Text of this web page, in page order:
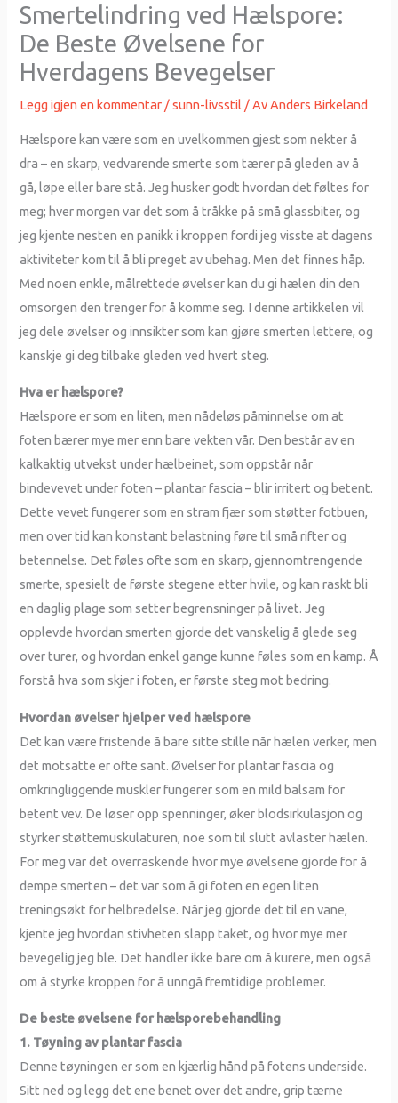
Smertelindring ved Hælspore:
De Beste Øvelsene for
Hverdagens Bevegelser
Legg igjen en kommentar /sunn-livsstil / Av Anders Birkeland
Hælspore kan være som en uvelkommen gjest som nekter å
dra – en skarp, vedvarende smerte som tærer på gleden av å
gå, løpe eller bare stå. Jeg husker godt hvordan det føltes for
meg; hver morgen var det som å tråkke på små glassbiter, og
jeg kjente nesten en panikk i kroppen fordi jeg visste at dagens
aktiviteter kom til å bli preget av ubehag. Men det finnes håp.
Med noen enkle, målrettede øvelser kan du gi hælen din den
omsorgen den trenger for å komme seg. I denne artikkelen vil
jeg dele øvelser og innsikter som kan gjøre smerten lettere, og
kanskje gi deg tilbake gleden ved hvert steg.
Hva er hælspore?
Hælspore er som en liten, men nådeløs påminnelse om at
foten bærer mye mer enn bare vekten vår. Den består av en
kalkaktig utvekst under hælbeinet, som oppstår når
bindevevet under foten – plantar fascia – blir irritert og betent.
Dette vevet fungerer som en stram fjær som støtter fotbuen,
men over tid kan konstant belastning føre til små rifter og
betennelse. Det føles ofte som en skarp, gjennomtrengende
smerte, spesielt de første stegene etter hvile, og kan raskt bli
en daglig plage som setter begrensninger på livet. Jeg
opplevde hvordan smerten gjorde det vanskelig å glede seg
over turer, og hvordan enkel gange kunne føles som en kamp. Å
forstå hva som skjer i foten, er første steg mot bedring.
Hvordan øvelser hjelper ved hælspore
Det kan være fristende å bare sitte stille når hælen verker, men
det motsatte er ofte sant. Øvelser for plantar fascia og
omkringliggende muskler fungerer som en mild balsam for
betent vev. De løser opp spenninger, øker blodsirkulasjon og
styrker støttemuskulaturen, noe som til slutt avlaster hælen.
For meg var det overraskende hvor mye øvelsene gjorde for å
dempe smerten – det var som å gi foten en egen liten
treningsøkt for helbredelse. Når jeg gjorde det til en vane,
kjente jeg hvordan stivheten slapp taket, og hvor mye mer
bevegelig jeg ble. Det handler ikke bare om å kurere, men også
om å styrke kroppen for å unngå fremtidige problemer.
De beste øvelsene for hælsporebehandling
1. Tøyning av plantar fascia
Denne tøyningen er som en kjærlig hånd på fotens underside.
Sitt ned og legg det ene benet over det andre, grip tærne